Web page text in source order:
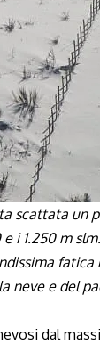
scattata un
e i 1.250m
neve e del
dal